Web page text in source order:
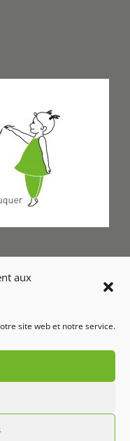
aux
site web et notre service.